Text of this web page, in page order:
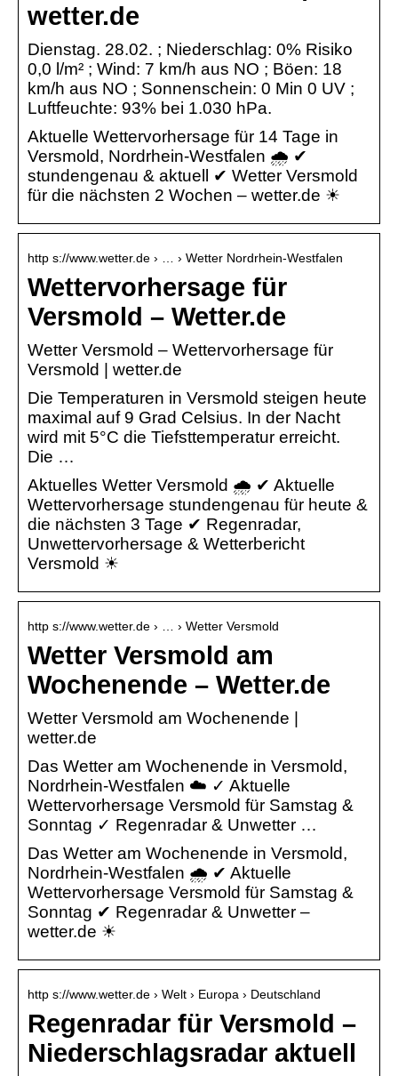
wetter.de
Dienstag. 28.02. ; Niederschlag: 0% Risiko
0,0 l/m² ; Wind: 7 km/h aus NO ; Böen: 18
km/h aus NO ; Sonnenschein: 0 Min 0 UV ;
Luftfeuchte: 93% bei 1.030 hPa.
Aktuelle Wettervorhersage für 14 Tage in
Versmold, Nordrhein-Westfalen 🌧️ ✔
stundengenau & aktuell ✔ Wetter Versmold
für die nächsten 2 Wochen – wetter.de ☀
http s://www.wetter.de › … › Wetter Nordrhein-Westfalen
Wettervorhersage für
Versmold – Wetter.de
Wetter Versmold – Wettervorhersage für
Versmold | wetter.de
Die Temperaturen in Versmold steigen heute
maximal auf 9 Grad Celsius. In der Nacht
wird mit 5°C die Tiefsttemperatur erreicht.
Die …
Aktuelles Wetter Versmold 🌧️ ✔ Aktuelle
Wettervorhersage stundengenau für heute &
die nächsten 3 Tage ✔ Regenradar,
Unwettervorhersage & Wetterbericht
Versmold ☀
http s://www.wetter.de › … › Wetter Versmold
Wetter Versmold am
Wochenende – Wetter.de
Wetter Versmold am Wochenende |
wetter.de
Das Wetter am Wochenende in Versmold,
Nordrhein-Westfalen ☁️ ✓ Aktuelle
Wettervorhersage Versmold für Samstag &
Sonntag ✓ Regenradar & Unwetter …
Das Wetter am Wochenende in Versmold,
Nordrhein-Westfalen 🌧️ ✔ Aktuelle
Wettervorhersage Versmold für Samstag &
Sonntag ✔ Regenradar & Unwetter –
wetter.de ☀
http s://www.wetter.de › Welt › Europa › Deutschland
Regenradar für Versmold –
Niederschlagsradar aktuell